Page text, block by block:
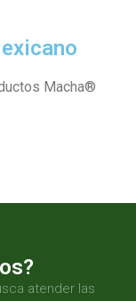
Macha®
atender las